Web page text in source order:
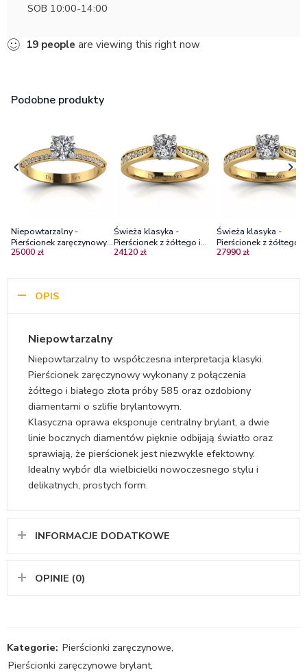
SOB 10:00-14:00
19 people are viewing this right now
Podobne produkty
Niepowtarzalny -
Pierścionek zaręczynowy z
żółtego i białego złota z
25000 zł
Świeża klasyka -
Pierścionek z żółtego i
białego złota z
24120 zł
Świeża klasyka -
Pierścionek z żółtego i
białego złota z
27990 zł
OPIS
Niepowtarzalny
Niepowtarzalny to współczesna interpretacja klasyki.
Pierścionek zaręczynowy wykonany z połączenia
żółtego i białego złota próby 585 oraz ozdobiony
diamentami o szlifie brylantowym.
Klasyczna oprawa eksponuje centralny brylant, a dwie
linie bocznych diamentów pięknie odbijają światło oraz
sprawiają, że pierścionek jest niezwykle efektowny.
Idealny wybór dla wielbicielki nowoczesnego stylu i
delikatnych, prostych form.
INFORMACJE DODATKOWE
OPINIE (0)
Kategorie: Pierścionki zaręczynowe,
Pierścionki zaręczynowe brylant,